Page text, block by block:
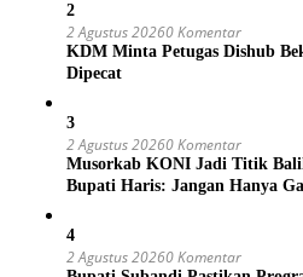
2
2 Agustus 20260 Komentar
KDM Minta Petugas Dishub
Dipecat
3
2 Agustus 20260 Komentar
Musorkab KONI Jadi Titik
Bupati Haris: Jangan Hanya
4
2 Agustus 20260 Komentar